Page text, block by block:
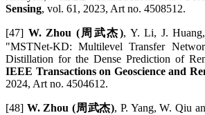
Sensing, vol. 61, 2023, Art no. 4508512.
[47] W. Zhou (周武杰), Y. Li, J.
"MSTNet-KD: Multilevel Transfer
Distillation for the Dense Prediction of
IEEE Transactions on Geoscience and
2024, Art no. 4504612.
[48] W. Zhou (周武杰), P. Yang, W. Qiu